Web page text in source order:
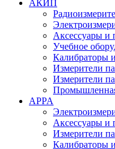
АКИП
Аксессуары и
Учебное
Калибраторы
Измерители
Измерители
APPA
Аксессуары и
Измерители
Калибраторы